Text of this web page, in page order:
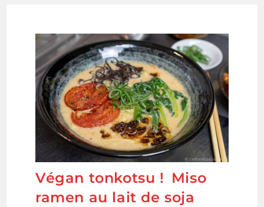
Végan tonkotsu ! Miso
ramen au lait de soja